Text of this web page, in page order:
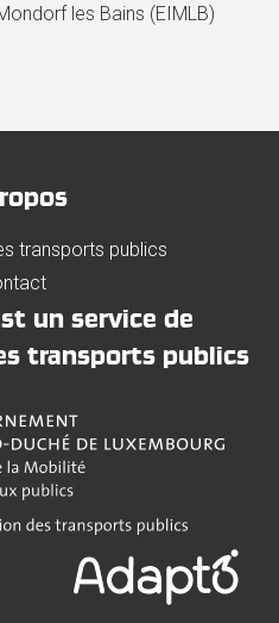
les Bains (EIMLB)
transports publics
un service de
transports publics